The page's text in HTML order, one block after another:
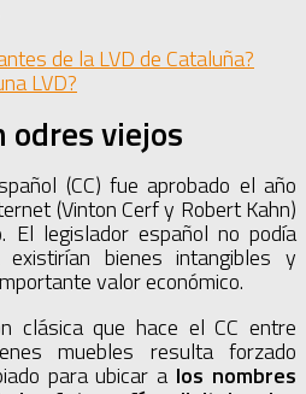
de la LVD de Cataluña?
LVD?
odres viejos
(CC) fue aprobado el año
(Vinton Cerf y Robert Kahn)
El legislador español no podía
bienes intangibles y
valor económico.
clásica que hace el CC entre
muebles resulta forzado
para ubicar a los nombres